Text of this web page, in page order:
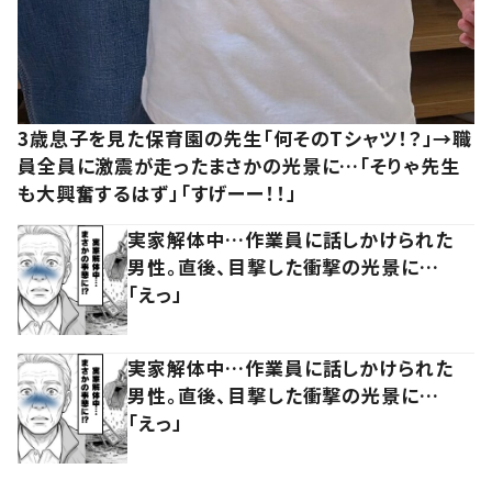
3歳息子を見た保育園の先生「何そのTシャツ！？」→職
員全員に激震が走ったまさかの光景に…「そりゃ先生
も大興奮するはず」「すげーー！！」
実家解体中…作業員に話しかけられた
男性。直後、目撃した衝撃の光景に…
「えっ」
実家解体中…作業員に話しかけられた
男性。直後、目撃した衝撃の光景に…
「えっ」